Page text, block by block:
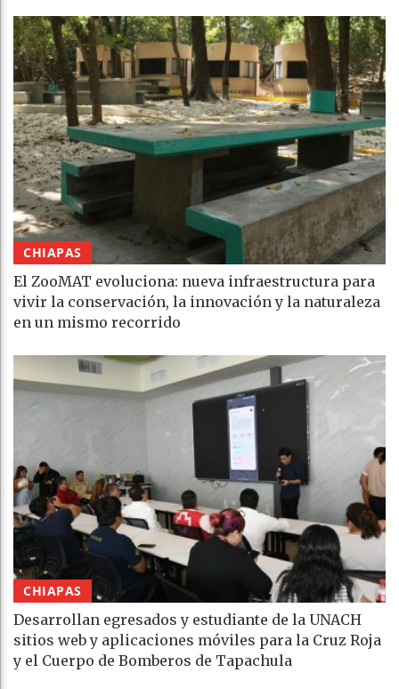
CHIAPAS
El ZooMAT evoluciona: nueva infraestructura para
vivir la conservación, la innovación y la naturaleza
en un mismo recorrido
CHIAPAS
Desarrollan egresados y estudiante de la UNACH
sitios web y aplicaciones móviles para la Cruz Roja
y el Cuerpo de Bomberos de Tapachula